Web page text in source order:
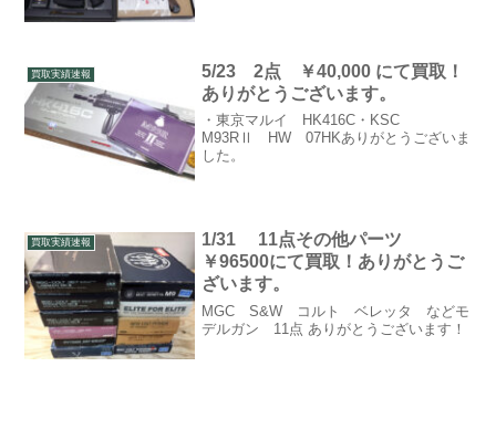
買取実績速報
5/23 2点 ￥40,000 にて買取！
ありがとうございます。
・東京マルイ HK416C・KSC
M93RⅡ HW 07HKありがとうございま
した。
買取実績速報
1/31 11点その他パーツ
￥96500にて買取！ありがとうご
ざいます。
MGC S&W コルト ベレッタ などモ
デルガン 11点 ありがとうございます！